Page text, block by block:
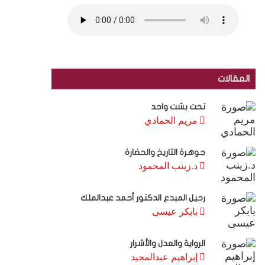
المقالات
تحت بشت واحد
مريم الحمادي
جوهرة التاريخ والحضارة
د.زينب المحمود
رحيل المبدع الدكتور أحمد عبدالملك
بابكر عيسى
الرواية والعدل والأشرار
إبراهيم عبدالمجيد